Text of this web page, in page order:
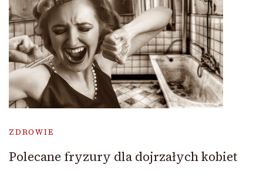
ZDROWIE
Polecane fryzury dla dojrzałych kobiet